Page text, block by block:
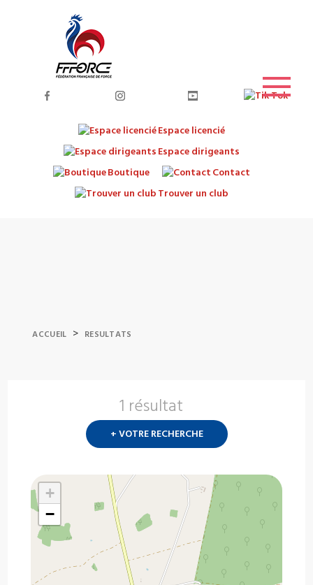
Espace licencié
Espace dirigeants
Boutique
Contact
Trouver un club
ACCUEIL > RESULTATS
1 résultat
+ VOTRE RECHERCHE
+
−